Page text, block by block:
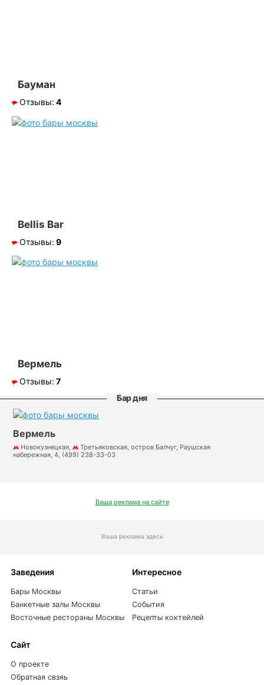
Бауман
Отзывы: 4
Bellis Bar
Отзывы: 9
Вермель
Отзывы: 7
Бар дня
Вермель
Новокузнецкая,
Третьяковская, остров Балчуг, Раушская
набережная, 4, (499) 238-33-03
Ваша реклама на сайте
Ваша реклама здесь
Заведения
Бары Москвы
Банкетные залы Москвы
Восточные рестораны Москвы
Интересное
Статьи
События
Рецепты коктейлей
Сайт
О проекте
Обратная свзяь